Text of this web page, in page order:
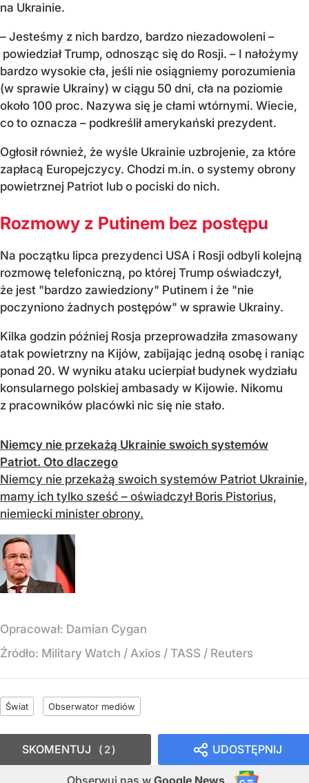
na Ukrainie.
– Jesteśmy z nich bardzo, bardzo niezadowoleni –
powiedział Trump, odnosząc się do Rosji. – I nałożymy
bardzo wysokie cła, jeśli nie osiągniemy porozumienia
(w sprawie Ukrainy) w ciągu 50 dni, cła na poziomie
około 100 proc. Nazywa się je cłami wtórnymi. Wiecie,
co to oznacza – podkreślił amerykański prezydent.
Ogłosił również, że wyśle Ukrainie uzbrojenie, za które
zapłacą Europejczycy. Chodzi m.in. o systemy obrony
powietrznej Patriot lub o pociski do nich.
Rozmowy z Putinem bez postępu
Na początku lipca prezydenci USA i Rosji odbyli kolejną
rozmowę telefoniczną, po której Trump oświadczył,
że jest "bardzo zawiedziony" Putinem i że "nie
poczyniono żadnych postępów" w sprawie Ukrainy.
Kilka godzin później Rosja przeprowadziła zmasowany
atak powietrzny na Kijów, zabijając jedną osobę i raniąc
ponad 20. W wyniku ataku ucierpiał budynek wydziału
konsularnego polskiej ambasady w Kijowie. Nikomu
z pracowników placówki nic się nie stało.
Niemcy nie przekażą Ukrainie swoich systemów
Patriot. Oto dlaczego
Niemcy nie przekażą swoich systemów Patriot Ukrainie,
mamy ich tylko sześć – oświadczył Boris Pistorius,
niemiecki minister obrony.
Opracował: Damian Cygan
Źródło: Military Watch / Axios / TASS / Reuters
Świat Obserwator mediów
UDOSTĘPNIJ
Obserwuj nas w Google News
SKOMENTUJ 2